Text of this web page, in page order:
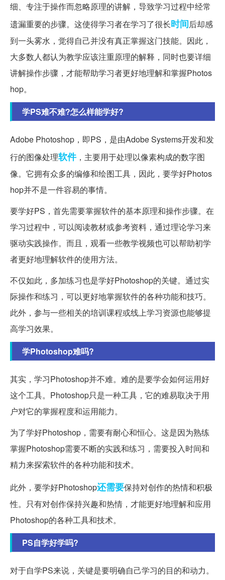
细、专注于操作而忽略原理的讲解，导致学习过程中经常
遗漏重要的步骤。这使得学习者在学习了很长时间后却感
到一头雾水，觉得自己并没有真正掌握这门技能。因此，
大多数人都认为教学应该注重原理的解释，同时也要详细
讲解操作步骤，才能帮助学习者更好地理解和掌握Photos
hop。
学PS难不难?怎么样能学好?
Adobe Photoshop，即PS，是由Adobe Systems开发和发
行的图像处理软件，主要用于处理以像素构成的数字图
像。它拥有众多的编修和绘图工具，因此，要学好Photos
hop并不是一件容易的事情。
要学好PS，首先需要掌握软件的基本原理和操作步骤。在
学习过程中，可以阅读教材或参考资料，通过理论学习来
驱动实践操作。而且，观看一些教学视频也可以帮助初学
者更好地理解软件的使用方法。
不仅如此，多加练习也是学好Photoshop的关键。通过实
际操作和练习，可以更好地掌握软件的各种功能和技巧。
此外，参与一些相关的培训课程或线上学习资源也能够提
高学习效果。
学Photoshop难吗?
其实，学习Photoshop并不难。难的是要学会如何运用好
这个工具。Photoshop只是一种工具，它的难易取决于用
户对它的掌握程度和运用能力。
为了学好Photoshop，需要有耐心和恒心。这是因为熟练
掌握Photoshop需要不断的实践和练习，需要投入时间和
精力来探索软件的各种功能和技术。
此外，要学好Photoshop还需要保持对创作的热情和积极
性。只有对创作保持兴趣和热情，才能更好地理解和应用
Photoshop的各种工具和技术。
PS自学好学吗?
对于自学PS来说，关键是要明确自己学习的目的和动力。